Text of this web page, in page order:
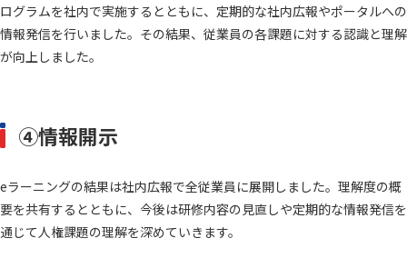
ログラムを社内で実施するとともに、定期的な社内広報やポータルへの
情報発信を行いました。その結果、従業員の各課題に対する認識と理解
が向上しました。
④情報開示
eラーニングの結果は社内広報で全従業員に展開しました。理解度の概
要を共有するとともに、今後は研修内容の見直しや定期的な情報発信を
通じて人権課題の理解を深めていきます。